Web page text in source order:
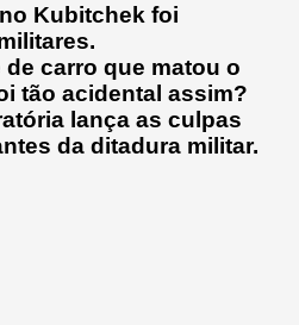
Kubitchek foi
carro que matou o
tão acidental assim?
lança as culpas
da ditadura militar.